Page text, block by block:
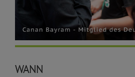
WANN